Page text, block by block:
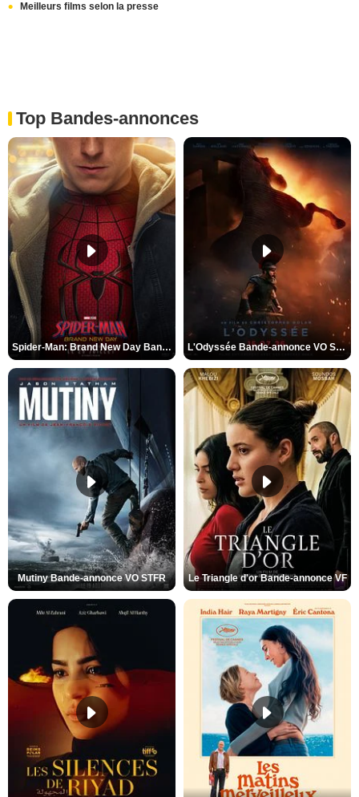
Meilleurs films selon la presse
Top Bandes-annonces
Spider-Man: Brand New Day Bande-annonce VO STFR L'Odyssée Bande-annonce VO STFR
Mutiny Bande-annonce VO STFR Le Triangle d'or Bande-annonce VF